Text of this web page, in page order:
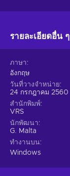
รายละเอียดอื่น ๆ
ภาษา
อังกฤษ
วันที่วางจำหน่าย
24 กรกฎาคม 2560
สำนักพิมพ์
VRS
นักพัฒนา
G. Malta
ทำงานบน
Windows